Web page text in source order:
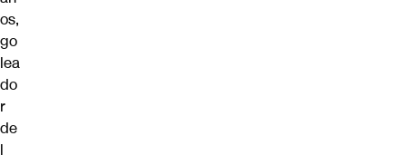
os,
go
lea
do
r
de
l